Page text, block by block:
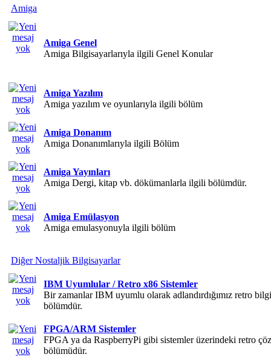
Amiga
Amiga Genel
Amiga Bilgisayarlarıyla ilgili Genel Konular
Amiga Yazılım
Amiga yazılım ve oyunlarıyla ilgili bölüm
Amiga Donanım
Amiga Donanımlarıyla ilgili Bölüm
Amiga Yayınları
Amiga Dergi, kitap vb. dökümanlarla ilgili bölümdür.
Amiga Emülasyon
Amiga emulasyonuyla ilgili bölüm
Diğer Nostaljik Bilgisayarlar
IBM Uyumlular / Retro x86 Sistemler
Bir zamanlar IBM uyumlu olarak adlandırdığımız retro
bölümdür.
FPGA/ARM Sistemler
FPGA ya da RaspberryPi gibi sistemler üzerindeki retro
bölümüdür.